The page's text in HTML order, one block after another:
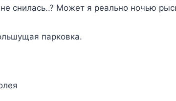
Может я реально ночью
парковка.